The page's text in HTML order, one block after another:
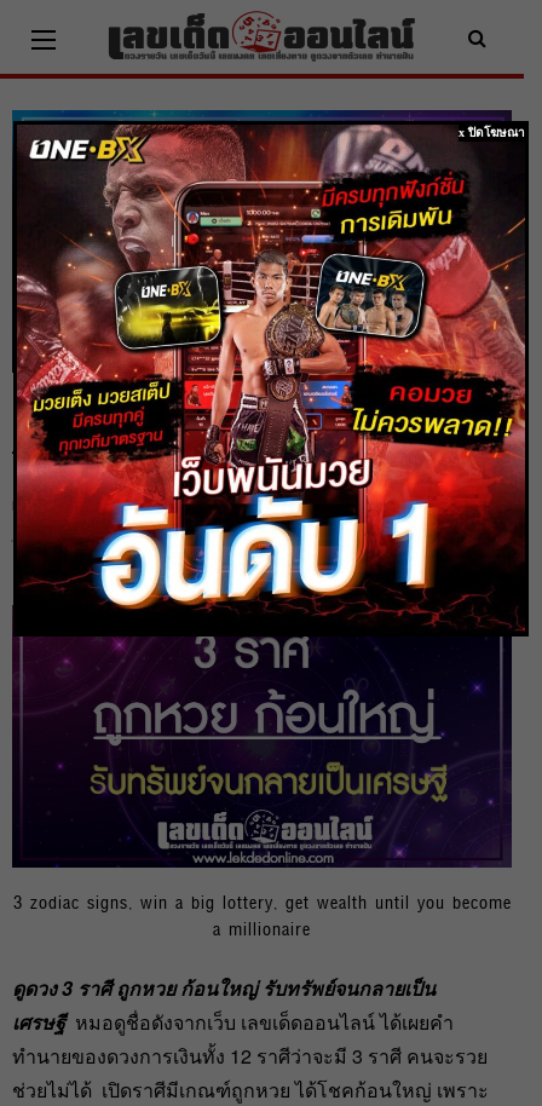
content
ดูดวง 3 ราศี ถูกหวย ก้อนใหญ่ รับทรัพย์
จนกลายเป็นเศรษฐี
Home ดูดวง ดูดวง 3 ราศี ถูกหวย ก้อนใหญ่ รับทรัพย์จนกลายเป็นเศรษฐี
heng99 13 ก.พ. 2022
3 zodiac signs, win a big lottery, get wealth until you become
a millionaire
ดูดวง 3 ราศี ถูกหวย ก้อนใหญ่ รับทรัพย์จนกลายเป็น
เศรษฐีหมอดูชื่อดังจากเว็บ เลขเด็ดออนไลน์ ได้เผยคำ
ทำนายของดวงการเงินทั้ง 12 ราศีว่าจะมี 3 ราศี คนจะรวย
ช่วยไม่ได้ เปิดราศีมีเกณฑ์ถูกหวย ได้โชคก้อนใหญ่ เพราะ
x ปิดโฆษณา